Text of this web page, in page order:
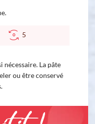
5
nécessaire. La pâte
ou être conservé